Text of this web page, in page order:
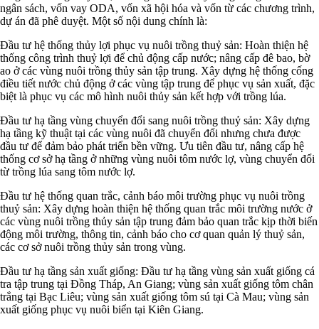
ngân sách, vốn vay ODA, vốn xã hội hóa và vốn từ các chương trình,
dự án đã phê duyệt. Một số nội dung chính là:
Đầu tư hệ thống thủy lợi phục vụ nuôi trồng thuỷ sản: Hoàn thiện hệ
thống công trình thuỷ lợi để chủ động cấp nước; nâng cấp đê bao, bờ
ao ở các vùng nuôi trồng thủy sản tập trung. Xây dựng hệ thống cống
điều tiết nước chủ động ở các vùng tập trung để phục vụ sản xuất, đặc
biệt là phục vụ các mô hình nuôi thủy sản kết hợp với trồng lúa.
Đầu tư hạ tầng vùng chuyển đổi sang nuôi trồng thuỷ sản: Xây dựng
hạ tầng kỹ thuật tại các vùng nuôi đã chuyển đổi nhưng chưa được
đầu tư để đảm bảo phát triển bền vững. Ưu tiên đầu tư, nâng cấp hệ
thống cơ sở hạ tầng ở những vùng nuôi tôm nước lợ, vùng chuyển đổi
từ trồng lúa sang tôm nước lợ.
Đầu tư hệ thống quan trắc, cảnh báo môi trường phục vụ nuôi trồng
thuỷ sản: Xây dựng hoàn thiện hệ thống quan trắc môi trường nước ở
các vùng nuôi trồng thủy sản tập trung đảm bảo quan trắc kịp thời biến
động môi trường, thông tin, cảnh báo cho cơ quan quản lý thuỷ sản,
các cơ sở nuôi trồng thủy sản trong vùng.
Đầu tư hạ tầng sản xuất giống: Đầu tư hạ tầng vùng sản xuất giống cá
tra tập trung tại Đồng Tháp, An Giang; vùng sản xuất giống tôm chân
trắng tại Bạc Liêu; vùng sản xuất giống tôm sú tại Cà Mau; vùng sản
xuất giống phục vụ nuôi biển tại Kiên Giang.